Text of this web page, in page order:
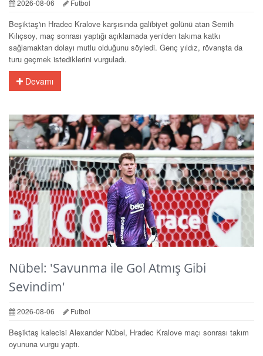
2026-08-06 Futbol
Beşiktaş'ın Hradec Kralove karşısında galibiyet golünü atan Semih
Kılıçsoy, maç sonrası yaptığı açıklamada yeniden takıma katkı
sağlamaktan dolayı mutlu olduğunu söyledi. Genç yıldız, rövanşta da
turu geçmek istediklerini vurguladı.
Devamı
Nübel: 'Savunma ile Gol Atmış Gibi
Sevindim'
2026-08-06 Futbol
Beşiktaş kalecisi Alexander Nübel, Hradec Kralove maçı sonrası takım
oyununa vurgu yaptı.